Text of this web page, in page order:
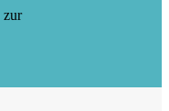
zur